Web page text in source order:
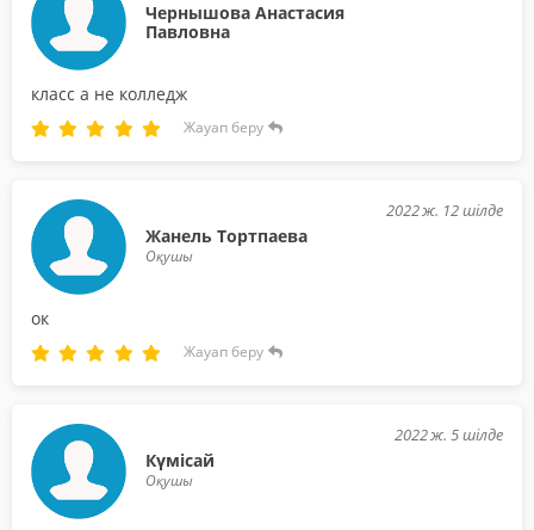
Чернышова Анастасия
Павловна
класс а не колледж
Жауап беру
Жанель Тортпаева
Оқушы
2022 ж. 12 шілде
ок
Жауап беру
Күмісай
Оқушы
2022 ж. 5 шілде